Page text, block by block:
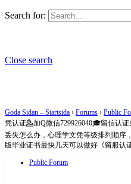
Search for:
Close search
Goda Sidan – Startsida › Forums › Public
凭认证💁加Q微信729926040🎓留信认
丢失怎么办，心理学文凭等级排列顺序
版毕业证书最快几天可以做好《留服认
Public Forum